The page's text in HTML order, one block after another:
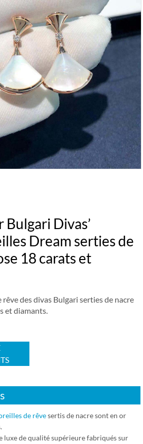
Divas’
Dream serties de
18 carats et
rêve des divas Bulgari serties de nacre
et diamants.
de rêvesertis de nacre sont en or
luxe de qualité supérieure fabriqués sur